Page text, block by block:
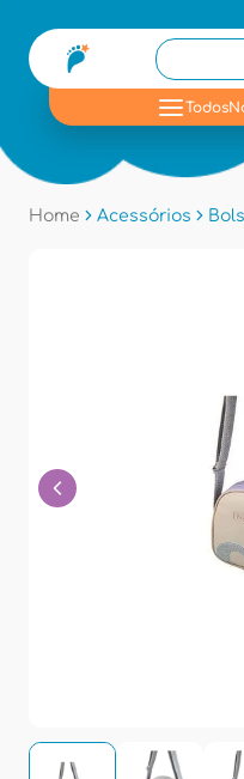
Todos
Home Acessórios